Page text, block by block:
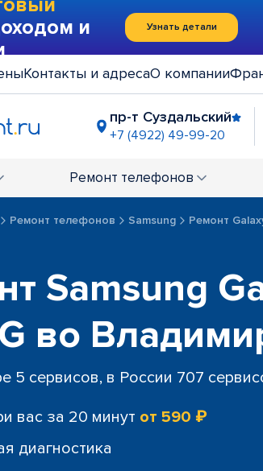
и
Узнать детали
Контакты и адресаО компании
пр-т Суздальский
+7 (4922) 49-99-20
+7 (4922) 27-63-21
Ремонт телефонов
Ремонт телефонов Samsung Ремонт
Samsung
во
5 сервисов, в России 707
вас за 20 минут от 590 ₽
диагностика